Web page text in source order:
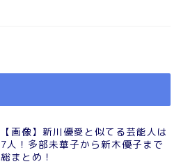
【画像】新川優愛と似てる芸能人は
7人！多部未華子から新木優子まで
総まとめ！